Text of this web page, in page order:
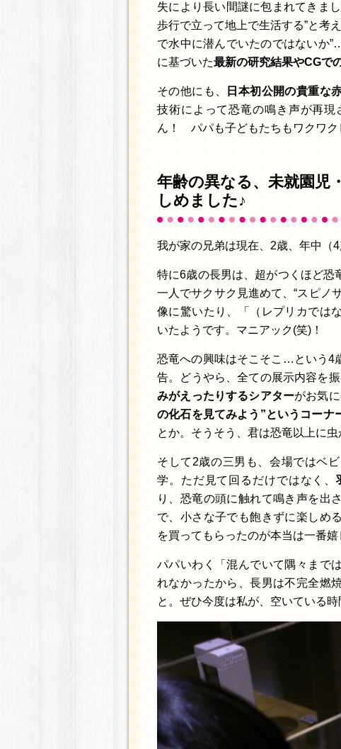
失により長い間謎に包まれてきま
歩行で立って地上で生活する”と考
で水中に潜んでいたのではないか
に基づいた最新の研究結果やCGで
その他にも、 日本初公開の貴重な
技術によって恐竜の鳴き声が再
ん！ パパも子どもたちもワクワク
年齢の異なる、未就園児
しめました♪
我が家の兄弟は現在、2歳、年中（
特に6歳の長男は、超がつくほど恐
一人でサクサク見進めて、“スピノ
像に驚いたり、「（レプリカでは
いたようです。マニアック(笑)！
恐竜への興味はそこそこ…という4
告。どうやら、全ての展示内容を振
みがえったりするシアターがお気
の化石を見てみよう”というコーナ
とか。そうそう、君は恐竜以上に虫
そして2歳の三男も、会場ではベ
学。ただ見て回るだけではなく、
り、恐竜の頭に触れて鳴き声を出
で、小さな子でも飽きずに楽しめ
を買ってもらったのが本当は一番嬉
パパいわく「混んでいて隅々まで
れなかったから、長男は不完全燃
と。ぜひ今度は私が、空いている